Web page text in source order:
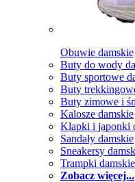
Obuwie damskie
Buty do wody
Buty sportowe
Buty
Buty zimowe i
Kalosze damskie
Klapki i japonki
Sandały damskie
Sneakersy
Trampki damskie
Zobacz więcej...